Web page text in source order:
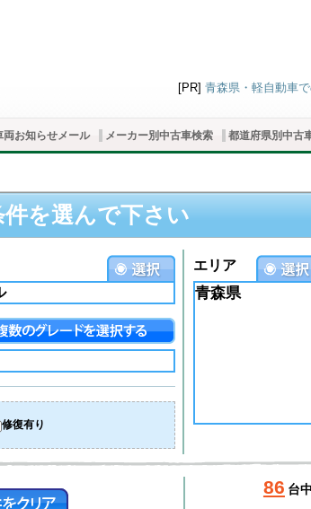
[PR] 青森県・軽自動車
両お知らせメール メーカー別中古車検索 都道府県別中古
を選んで下さい
修復有り
エリア
青森県
86 台中